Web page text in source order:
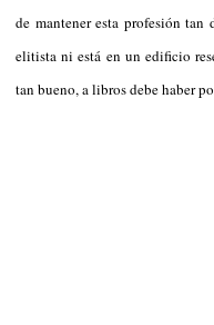
de mantener esta profesión
elitista ni está en un edificio
tan bueno, a libros debe haber